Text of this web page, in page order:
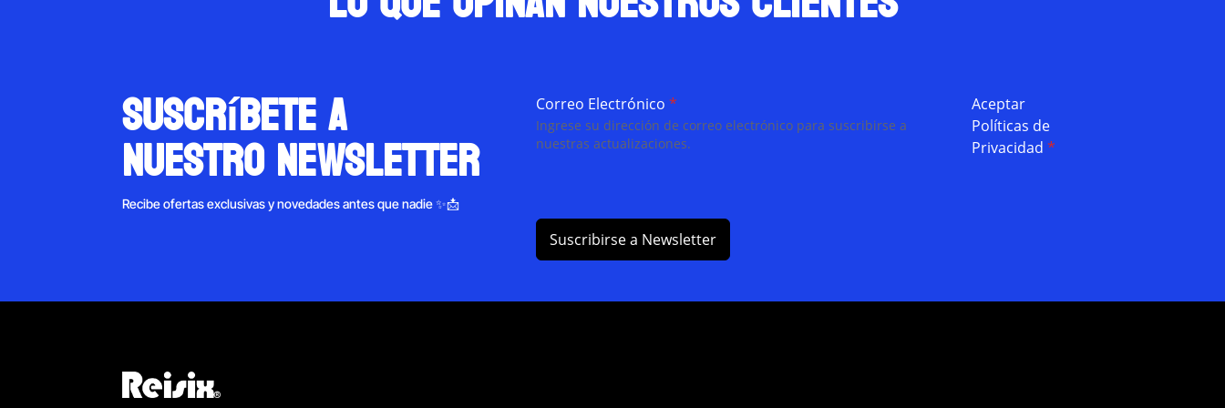
suscríbete a
nuestro newsletter
Recibe ofertas exclusivas y novedades antes que nadie ✨📩
Correo Electrónico*
Ingrese su dirección de correo electrónico para suscribirse a
nuestras actualizaciones.
Aceptar
Políticas de
Privacidad*
Suscribirse a Newsletter